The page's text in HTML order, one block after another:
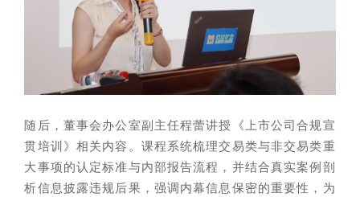
随后，董事会办公室副主任程蕾讲授《上市公司合规宣
贯培训》相关内容。课程系统梳理交易类与非交易类重
大事项的认定标准与内部报告流程，并结合真实案例剖
析信息披露违规后果，强调内幕信息保密的重要性，为